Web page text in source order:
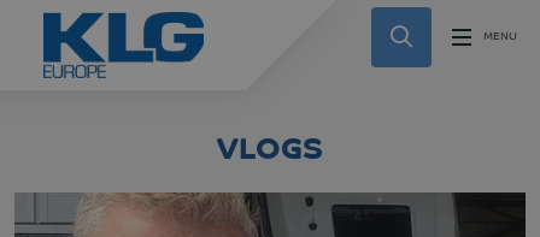
VLOGS